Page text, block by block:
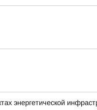
энергетической